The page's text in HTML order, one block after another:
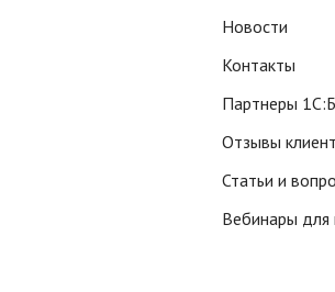
Новости
Контакты
Партнеры
Отзывы
Статьи и
Вебинары для